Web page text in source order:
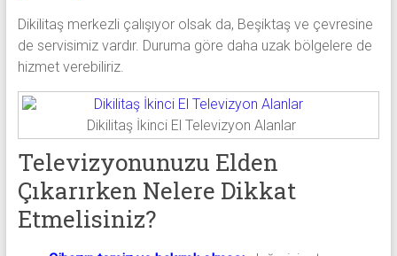
Dikilitaş merkezli çalışıyor olsak da, Beşiktaş ve çevresine
de servisimiz vardır. Duruma göre daha uzak bölgelere de
hizmet verebiliriz.
Dikilitaş İkinci El Televizyon Alanlar
Televizyonunuzu Elden
Çıkarırken Nelere Dikkat
Etmelisiniz?